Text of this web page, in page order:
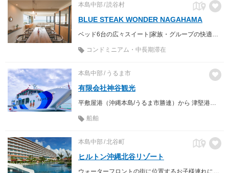
本島中部 読谷村
BLUE STEAK WONDER NAGAHAMA
コンドミニアム・中長期滞在
本島中部 うるま市
有限会社神谷観光
平敷屋港（沖縄本島/うるま市勝連）から 津堅港（津堅島）間を運航
船舶
本島中部 北谷町
ヒルトン沖縄北谷リゾート